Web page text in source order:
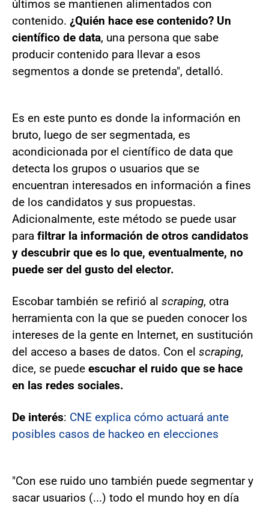
últimos se mantienen alimentados con
contenido. ¿Quién hace ese contenido? Un
científico de data, una persona que sabe
producir contenido para llevar a esos
segmentos a donde se pretenda", detalló.
Es en este punto es donde la información en
bruto, luego de ser segmentada, es
acondicionada por el científico de data que
detecta los grupos o usuarios que se
encuentran interesados en información a fines
de los candidatos y sus propuestas.
Adicionalmente, este método se puede usar
para filtrar la información de otros candidatos
y descubrir que es lo que, eventualmente, no
puede ser del gusto del elector.
Escobar también se refirió al scraping, otra
herramienta con la que se pueden conocer los
intereses de la gente en Internet, en sustitución
del acceso a bases de datos. Con el scraping,
dice, se puede escuchar el ruido que se hace
en las redes sociales.
De interés: CNE explica cómo actuará ante
posibles casos de hackeo en elecciones
"Con ese ruido uno también puede segmentar y
sacar usuarios (...) todo el mundo hoy en día